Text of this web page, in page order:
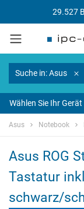
29.527
Suche in: Asus
Wählen Sie Ihr Gerät
Asus Notebook
Asus ROG
Tastatur
schwarz/